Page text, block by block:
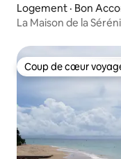
Logement · Bon
La Maison de la
Coup de cœur
Coup de cœur